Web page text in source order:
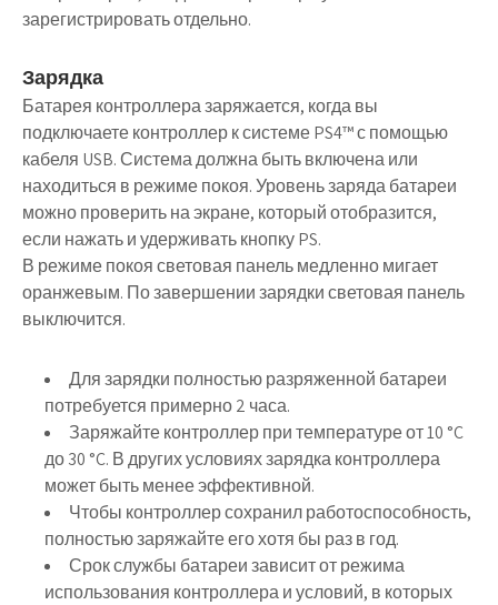
зарегистрировать отдельно.
Зарядка
Батарея контроллера заряжается, когда вы
подключаете контроллер к системе PS4™ с помощью
кабеля USB. Система должна быть включена или
находиться в режиме покоя. Уровень заряда батареи
можно проверить на экране, который отобразится,
если нажать и удерживать кнопку PS.
В режиме покоя световая панель медленно мигает
оранжевым. По завершении зарядки световая панель
выключится.
Для зарядки полностью разряженной батареи
потребуется примерно 2 часа.
Заряжайте контроллер при температуре от 10 °C
до 30 °C. В других условиях зарядка контроллера
может быть менее эффективной.
Чтобы контроллер сохранил работоспособность,
полностью заряжайте его хотя бы раз в год.
Срок службы батареи зависит от режима
использования контроллера и условий, в которых